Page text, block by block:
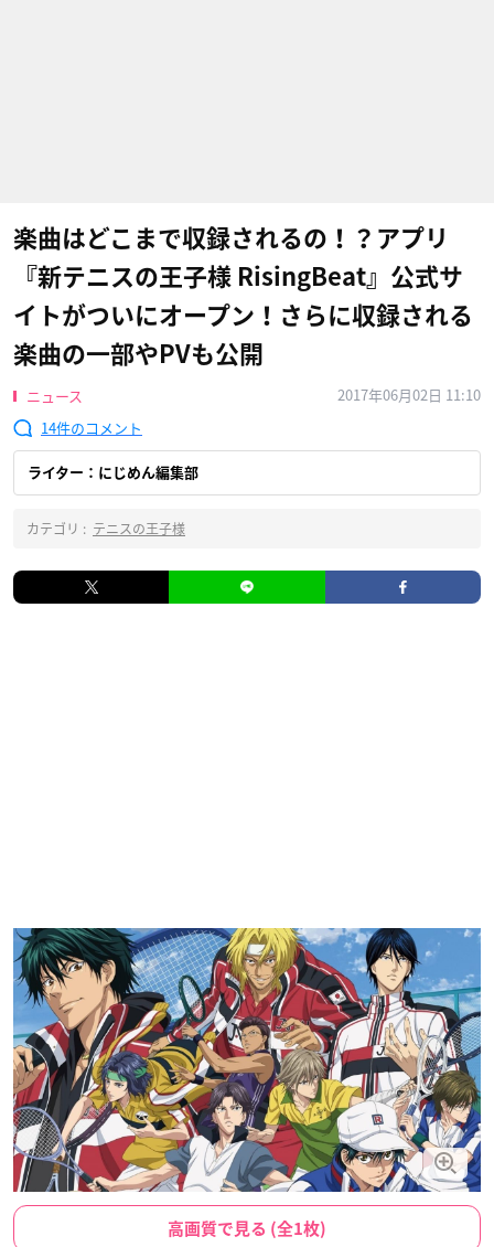
楽曲はどこまで収録されるの！？アプリ
『新テニスの王子様 RisingBeat』公式サ
イトがついにオープン！さらに収録される
楽曲の一部やPVも公開
ニュース
2017年06月02日 11:10
14
ライター：にじめん編集部
カテゴリ : テニスの王子様
高画質で見る (全1枚)